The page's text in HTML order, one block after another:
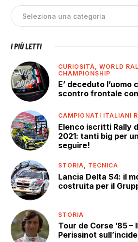
I PIÙ LETTI
CURIOSITÀ,WORLD
CHAMPIONSHIP
E’ deceduto l’uomo
scontro frontale
CAMPIONATI ITALIANI
Elenco iscritti Rally
2021: tanti big per
seguire!
STORIA, TECNICA
Lancia Delta S4: il
costruita per il
STORIA
Tour de Corse ’85 –
Perissinot